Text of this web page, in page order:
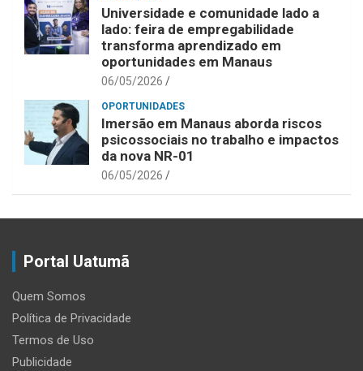
Universidade e comunidade lado a
lado: feira de empregabilidade
transforma aprendizado em
oportunidades em Manaus
06/05/2026
OPORTUNIDADES
Imersão em Manaus aborda riscos
psicossociais no trabalho e impactos
da nova NR-01
06/05/2026
Portal Uatumã
Quem Somos
Política de Privacidade
Termos de Uso
Publicidade